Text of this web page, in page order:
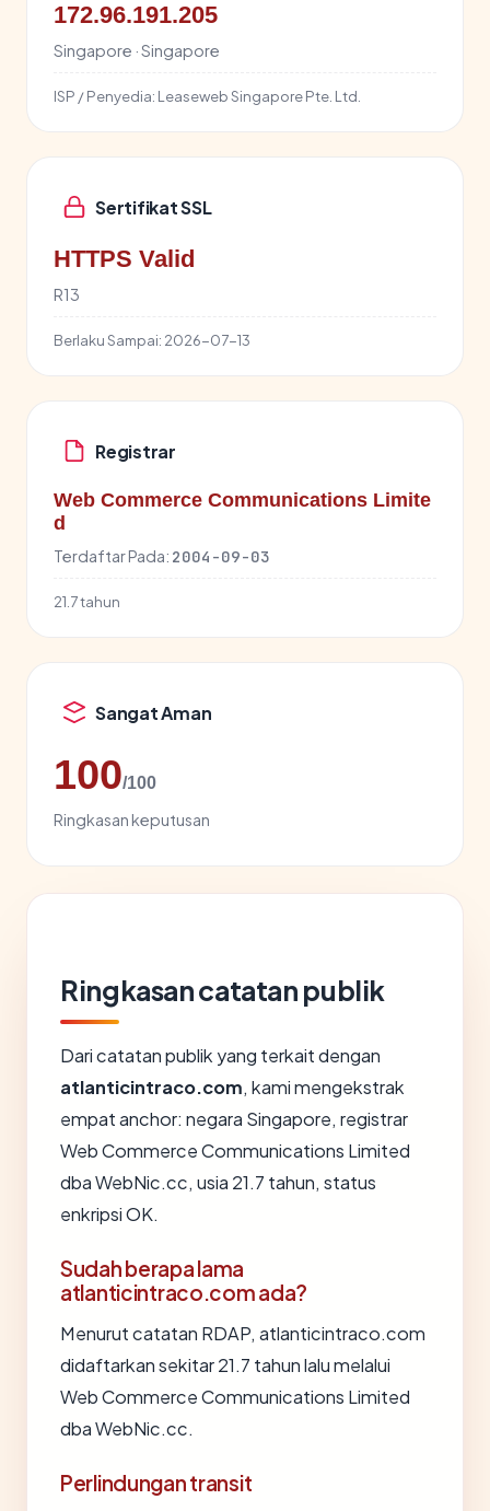
172.96.191.205
Singapore · Singapore
ISP / Penyedia: Leaseweb Singapore Pte. Ltd.
Sertifikat SSL
HTTPS Valid
R13
Berlaku Sampai: 2026-07-13
Registrar
Web Commerce Communications Limite
d
Terdaftar Pada: 2004-09-03
21.7 tahun
Sangat Aman
100/100
Ringkasan keputusan
Ringkasan catatan publik
Dari catatan publik yang terkait dengan
atlanticintraco.com, kami mengekstrak
empat anchor: negara Singapore, registrar
Web Commerce Communications Limited
dba WebNic.cc, usia 21.7 tahun, status
enkripsi OK.
Sudah berapa lama
atlanticintraco.com ada?
Menurut catatan RDAP, atlanticintraco.com
didaftarkan sekitar 21.7 tahun lalu melalui
Web Commerce Communications Limited
dba WebNic.cc.
Perlindungan transit